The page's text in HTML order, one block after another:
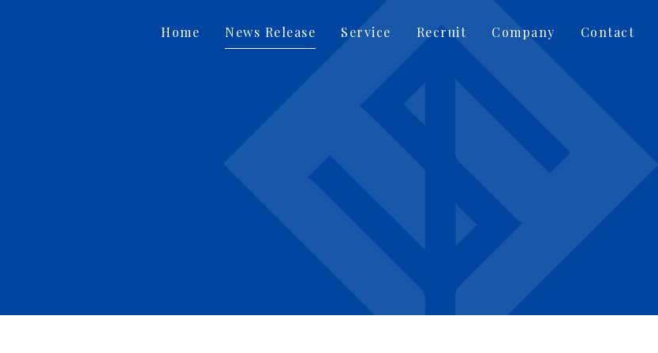
Home News Release Service Recruit Company Contact